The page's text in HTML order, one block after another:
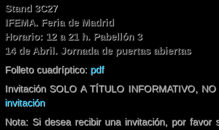
Stand 3C27
IFEMA. Feria de Madrid
Horario: 12 a 21 h. Pabellón 3
14 de Abril. Jornada de puertas abiertas
Folleto cuadríptico: pdf
Invitación SOLO A TÍTULO INFORMATIVO,
invitación
Nota: Si desea recibir una invitación, por favor